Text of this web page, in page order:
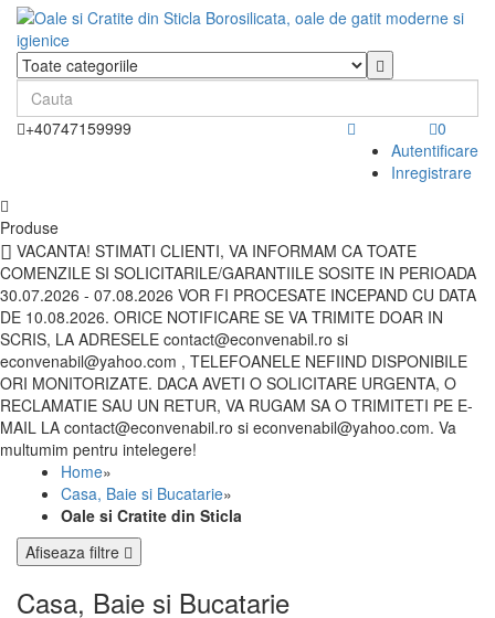
+40747159999
Autentificare
Inregistrare
0
Produse
VACANTA! STIMATI CLIENTI, VA INFORMAM CA TOATE
COMENZILE SI SOLICITARILE/GARANTIILE SOSITE IN PERIOADA
30.07.2026 - 07.08.2026 VOR FI PROCESATE INCEPAND CU DATA
DE 10.08.2026. ORICE NOTIFICARE SE VA TRIMITE DOAR IN
SCRIS, LA ADRESELE contact@econvenabil.ro si
econvenabil@yahoo.com , TELEFOANELE NEFIIND DISPONIBILE
ORI MONITORIZATE. DACA AVETI O SOLICITARE URGENTA, O
RECLAMATIE SAU UN RETUR, VA RUGAM SA O TRIMITETI PE E-
MAIL LA contact@econvenabil.ro si econvenabil@yahoo.com. Va
multumim pentru intelegere!
Home»
Casa, Baie si Bucatarie»
Oale si Cratite din Sticla
Afiseaza filtre
Casa, Baie si Bucatarie